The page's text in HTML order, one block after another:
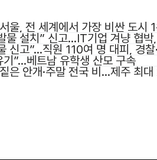
울, 전 세계에서 가장 비싼 도시 1
물 설치” 신고…IT기업 겨냥 협박
신고”…직원 110여 명 대피, 경찰
”…베트남 유학생 산모 구속
은 안개·주말 전국 비…제주 최